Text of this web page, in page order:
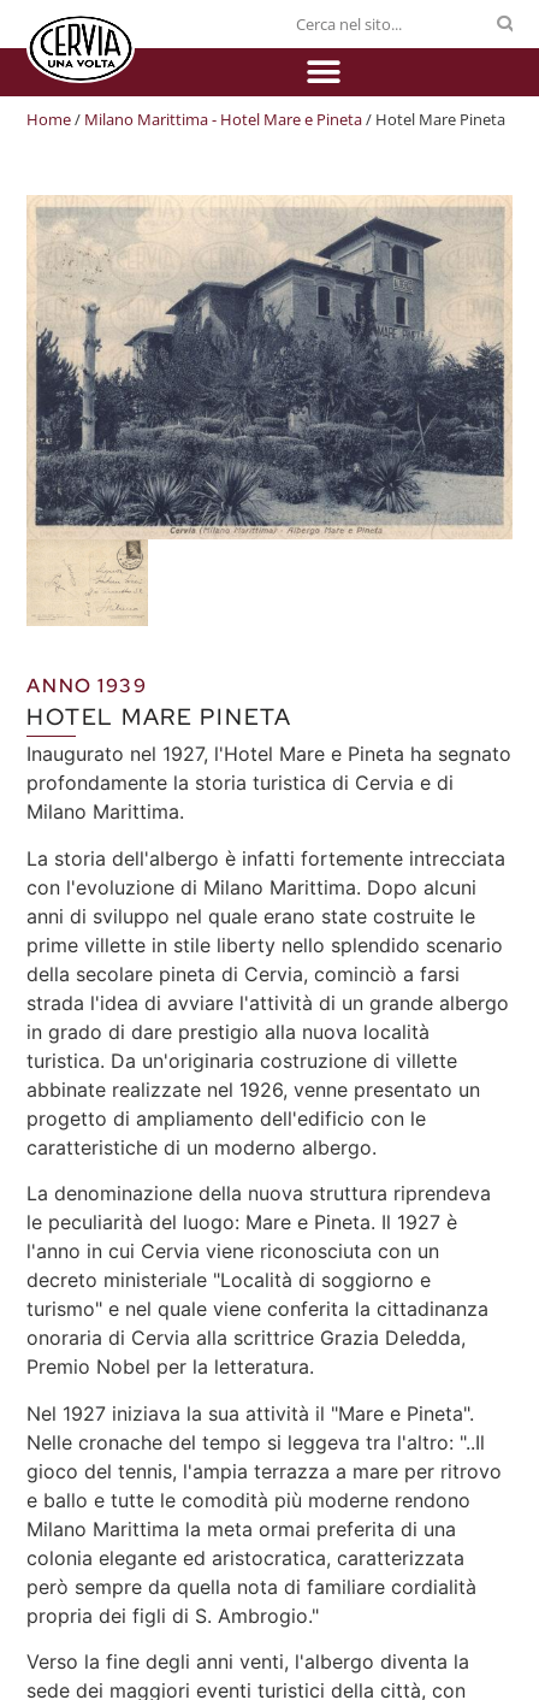
Home/ Milano Marittima - Hotel Mare e Pineta/ Hotel Mare Pineta
ANNO 1939
HOTEL MARE PINETA
Inaugurato nel 1927, l'Hotel Mare e Pineta ha segnato
profondamente la storia turistica di Cervia e di
Milano Marittima.
La storia dell'albergo è infatti fortemente intrecciata
con l'evoluzione di Milano Marittima. Dopo alcuni
anni di sviluppo nel quale erano state costruite le
prime villette in stile liberty nello splendido scenario
della secolare pineta di Cervia, cominciò a farsi
strada l'idea di avviare l'attività di un grande albergo
in grado di dare prestigio alla nuova località
turistica. Da un'originaria costruzione di villette
abbinate realizzate nel 1926, venne presentato un
progetto di ampliamento dell'edificio con le
caratteristiche di un moderno albergo.
La denominazione della nuova struttura riprendeva
le peculiarità del luogo: Mare e Pineta. Il 1927 è
l'anno in cui Cervia viene riconosciuta con un
decreto ministeriale "Località di soggiorno e
turismo" e nel quale viene conferita la cittadinanza
onoraria di Cervia alla scrittrice Grazia Deledda,
Premio Nobel per la letteratura.
Nel 1927 iniziava la sua attività il "Mare e Pineta".
Nelle cronache del tempo si leggeva tra l'altro: "..Il
gioco del tennis, l'ampia terrazza a mare per ritrovo
e ballo e tutte le comodità più moderne rendono
Milano Marittima la meta ormai preferita di una
colonia elegante ed aristocratica, caratterizzata
però sempre da quella nota di familiare cordialità
propria dei figli di S. Ambrogio."
Verso la fine degli anni venti, l'albergo diventa la
sede dei maggiori eventi turistici della città, con